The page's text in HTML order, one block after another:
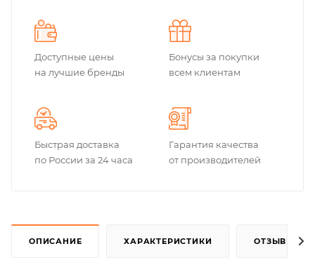
Доступные цены
на лучшие бренды
Бонусы за покупки
всем клиентам
Быстрая доставка
по России за 24 часа
Гарантия качества
от производителей
ОПИСАНИЕ ХАРАКТЕРИСТИКИ ОТЗЫВЫ